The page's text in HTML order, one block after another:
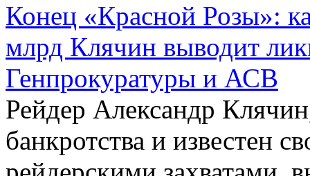
Конец «Красной Розы»:
млрд Клячин выводит
Генпрокуратуры и АСВ
Рейдер Александр
банкротства и известен